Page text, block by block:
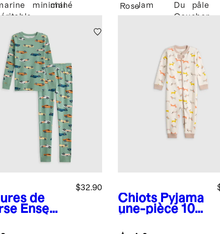
minimal
chiné
RoseJam
Du
Coucher
pâle
de
Ensem
$32.90
Chiots Pyjama
une-pièce 100
biologique